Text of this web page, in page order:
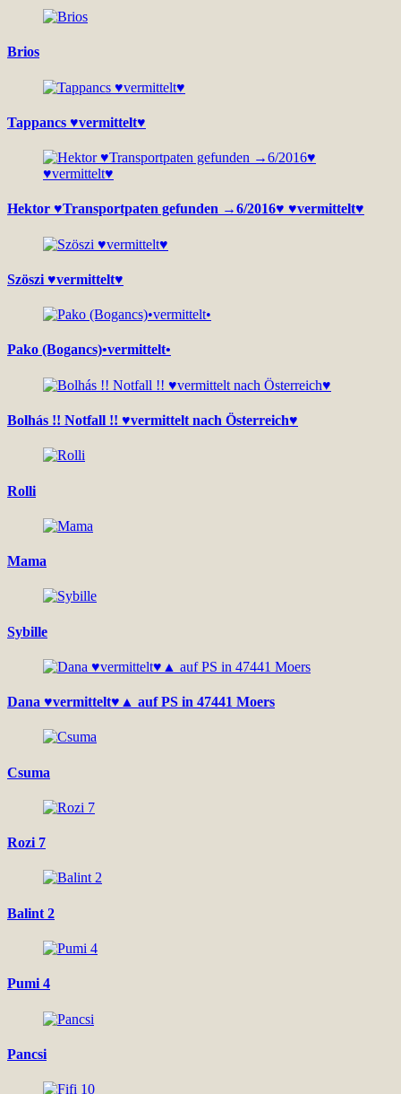
Brios
Tappancs ♥vermittelt♥
Hektor ♥Transportpaten gefunden →6/2016♥ ♥vermittelt♥
Szöszi ♥vermittelt♥
Pako (Bogancs)•vermittelt•
Bolhás !! Notfall !! ♥vermittelt nach Österreich♥
Rolli
Mama
Sybille
Dana ♥vermittelt♥▲ auf PS in 47441 Moers
Csuma
Rozi 7
Balint 2
Pumi 4
Pancsi